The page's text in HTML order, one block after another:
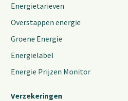
Energietarieven
Overstappen energie
Groene Energie
Energielabel
Energie Prijzen Monitor
Verzekeringen